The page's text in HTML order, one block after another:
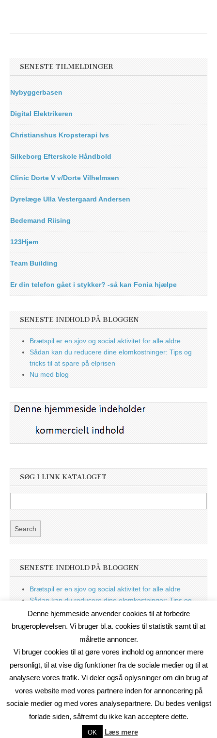
SENESTE TILMELDINGER
Nybyggerbasen
Digital Elektrikeren
Christianshus Kropsterapi Ivs
Silkeborg Efterskole Håndbold
Clinic Dorte V v/Dorte Vilhelmsen
Dyrelæge Ulla Vestergaard Andersen
Bedemand Riising
123Hjem
Team Building
Er din telefon gået i stykker? -så kan Fonia hjælpe
SENESTE INDHOLD PÅ BLOGGEN
Brætspil er en sjov og social aktivitet for alle aldre
Sådan kan du reducere dine elomkostninger: Tips og
tricks til at spare på elprisen
Nu med blog
SØG I LINK KATALOGET
SENESTE INDHOLD PÅ BLOGGEN
Brætspil er en sjov og social aktivitet for alle aldre
Sådan kan du reducere dine elomkostninger: Tips og
tricks til at spare på elprisen
Nu med blog
On2Net Link Katalog
The Magazine Basic Theme bybavotasan.com
Denne hjemmeside anvender cookies til at forbedre
brugeroplevelsen. Vi bruger bl.a. cookies til statistik samt til at
målrette annoncer.
Vi bruger cookies til at gøre vores indhold og annoncer mere
personligt, til at vise dig funktioner fra de sociale medier og til at
analysere vores trafik. Vi deler også oplysninger om din brug af
vores website med vores partnere inden for annoncering på
sociale medier og med vores analysepartnere. Du bedes venligst
forlade siden, såfremt du ikke kan acceptere dette.
OK Læs mere